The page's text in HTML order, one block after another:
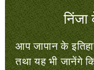
आप जापान के
तथा यह भी जानेंगे